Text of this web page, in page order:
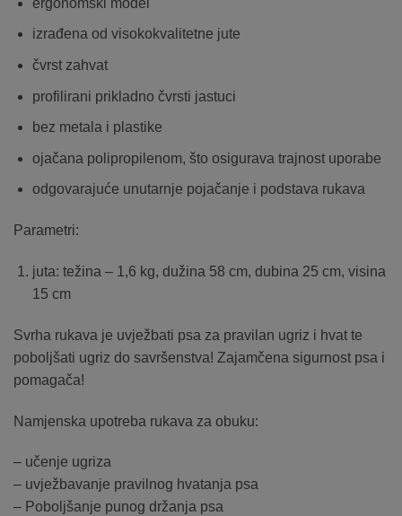
izrađena od visokokvalitetne jute
čvrst zahvat
profilirani prikladno čvrsti jastuci
bez metala i plastike
ojačana polipropilenom, što osigurava trajnost uporabe
odgovarajuće unutarnje pojačanje i podstava rukava
Parametri:
juta: težina – 1,6 kg, dužina 58 cm, dubina 25 cm, visina
15 cm
Svrha rukava je uvježbati psa za pravilan ugriz i hvat te
poboljšati ugriz do savršenstva! Zajamčena sigurnost psa i
pomagača!
Namjenska upotreba rukava za obuku:
– učenje ugriza
– uvježbavanje pravilnog hvatanja psa
– Poboljšanje punog držanja psa